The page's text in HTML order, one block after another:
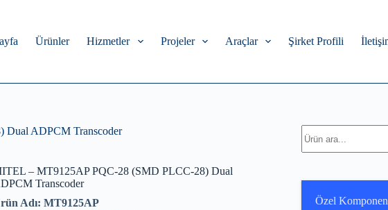
Ürünler Hizmetler Projeler Araçlar Şirket Profili
ADPCM Transcoder
– MT9125AP PQC-28 (SMD PLCC-28) Dual
Transcoder
Adı: MT9125AP
Özel